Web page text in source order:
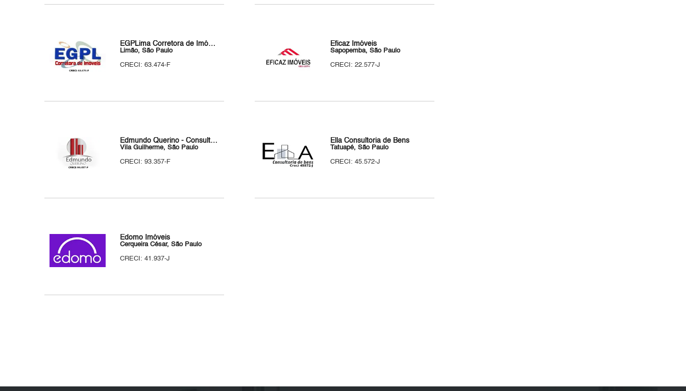
EGPLima Corretora de Imóveis
Limão, São Paulo
CRECI: 63.474-F
Eficaz Imóveis
Sapopemba, São Paulo
CRECI: 22.577-J
Edmundo Querino - Consultor de Imóveis
Vila Guilherme, São Paulo
CRECI: 93.357-F
Ella Consultoria de Bens
Tatuapé, São Paulo
CRECI: 45.572-J
Edomo Imóveis
Cerqueira César, São Paulo
CRECI: 41.937-J